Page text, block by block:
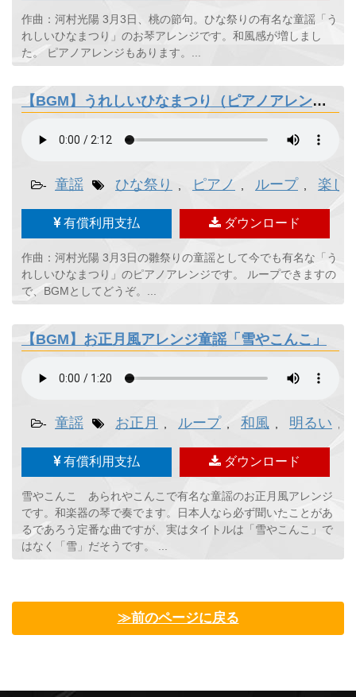
作曲：河村光陽 3月3日、桃の節句。ひな祭りの有名な童謡「う
れしいひなまつり」のお琴アレンジです。和風感が増しまし
た。 ピアノアレンジもあります。...
【BGM】うれしいひなまつり（ピアノアレンジ）
- 童謡 ひな祭り ピアノ ループ 楽し
有償利用支払 ダウンロード
作曲：河村光陽 3月3日の雛祭りの童謡として今でも有名な「う
れしいひなまつり」のピアノアレンジです。 ループできますの
で、BGMとしてどうぞ。...
【BGM】お正月風アレンジ童謡「雪やこんこ」
- 童謡 お正月 ループ 和風 明るい
有償利用支払 ダウンロード
雪やこんこ あられやこんこで有名な童謡のお正月風アレンジ
です。和楽器の琴で奏でます。日本人なら必ず聞いたことがあ
るであろう定番な曲ですが、実はタイトルは「雪やこんこ」で
はなく「雪」だそうです。 ...
≫前のページに戻る